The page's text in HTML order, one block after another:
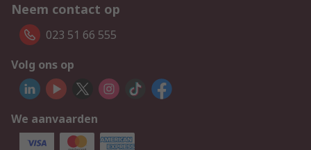
Neem contact op
023 51 66 555
Volg ons op
We aanvaarden